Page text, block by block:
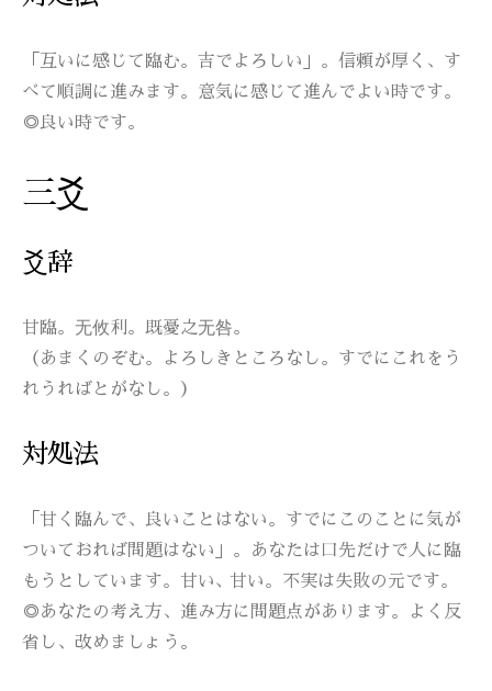
「互いに感じて臨む。吉でよろしい」。信頼が厚く、す
べて順調に進みます。意気に感じて進んでよい時です。
◎良い時です。
三爻
爻辞
甘臨。无攸利。既憂之无咎。
（あまくのぞむ。よろしきところなし。すでにこれをう
れうればとがなし。）
対処法
「甘く臨んで、良いことはない。すでにこのことに気が
ついておれば問題はない」。あなたは口先だけで人に臨
もうとしています。甘い､ 甘い。不実は失敗の元です。
◎あなたの考え方、進み方に問題点があります。よく反
省し、改めましょう。